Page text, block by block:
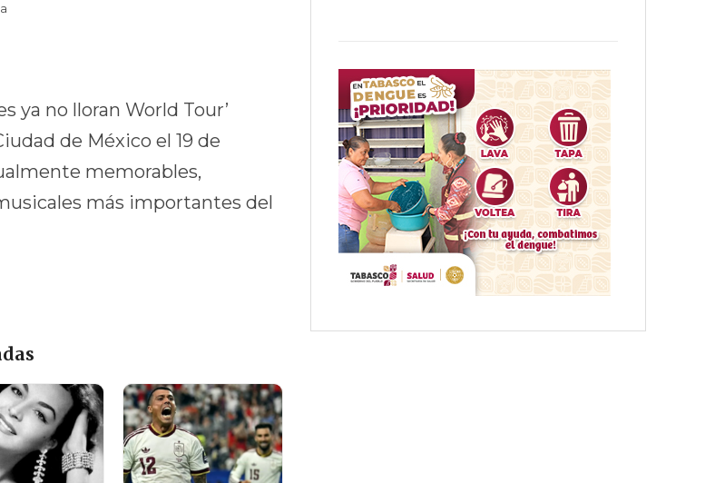
ya no lloran World Tour’
de México el 19 de
memorables,
más importantes del